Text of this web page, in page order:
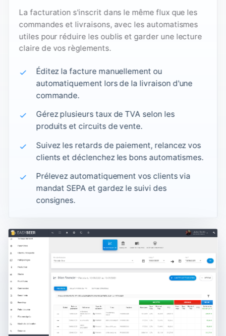
La facturation s'inscrit dans le même flux que les
commandes et livraisons, avec les automatismes
utiles pour réduire les oublis et garder une lecture
claire de vos règlements.
Éditez la facture manuellement ou
automatiquement lors de la livraison d'une
commande.
Gérez plusieurs taux de TVA selon les
produits et circuits de vente.
Suivez les retards de paiement, relancez vos
clients et déclenchez les bons automatismes.
Prélevez automatiquement vos clients via
mandat SEPA et gardez le suivi des
consignes.